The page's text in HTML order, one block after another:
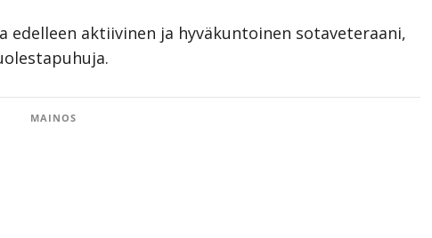
edelleen aktiivinen ja hyväkuntoinen sotaveteraani,
MAINOS